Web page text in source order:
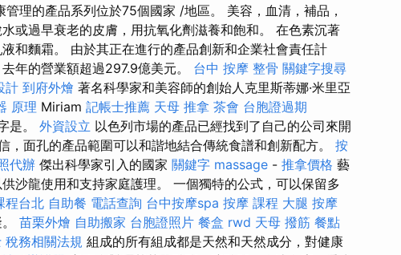
理的產品系列位於75個國家 /地區。 美容，血清，補品，
或過早衰老的皮膚，用抗氧化劑滋養和飽和。 在色素沉著
和麵霜。 由於其正在進行的產品創新和企業社會責任計
年的營業額超過297.9億美元。 台中 按摩 整骨 關鍵字搜尋
計 到府外燴 著名科學家和美容師的創始人克里斯蒂娜·米里亞
原理 Miriam 記帳士推薦 天母 推拿 茶會 台胞證過期
是。 外資設立 以色列市場的產品已經找到了自己的公司來開
，面孔的產品範圍可以和諧地結合傳統食譜和創新配方。 按
代辦 傑出科學家引入的國家 關鍵字 massage - 推拿價格 藝
沙龍使用和支持家庭護理。 一個獨特的公式，可以保留多
程台北 自助餐 電話查詢 台中按摩spa 按摩 課程 大腿 按摩
苗栗外燴 自助搬家 台胞證照片 餐盒 rwd 天母 撥筋 餐點
稅務相關法規 組成的所有組成都是天然和天然成分，對健康